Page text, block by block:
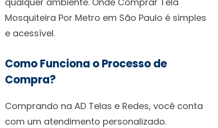
Mosquiteira Por Metro em São Paulo é simples
e acessível.
Como Funciona o Processo de
Compra?
Comprando na AD Telas e Redes, você conta
com um atendimento personalizado.